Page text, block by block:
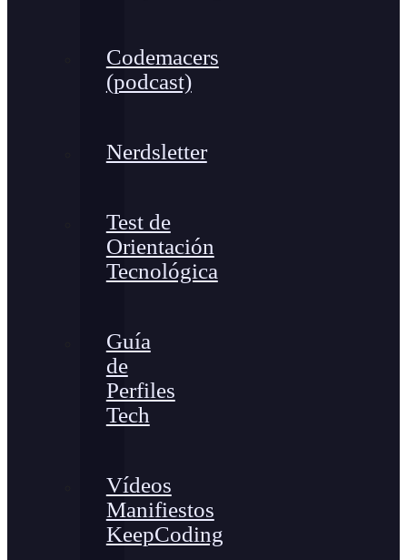
Codemacers
(podcast)
Nerdsletter
Test de
Orientación
Tecnológica
Guía
de
Perfiles
Tech
Vídeos
Manifiestos
KeepCoding